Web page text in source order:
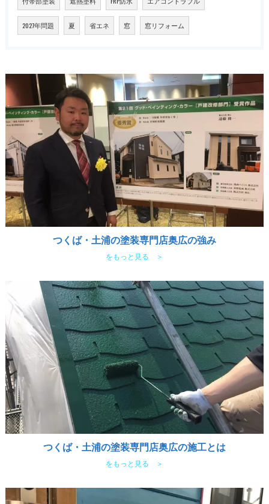
2027年問題 夏 省エネ 窓 窓リフォーム
つくば・土浦の塗装専門店奥広の強み
をもっと見る ＞
つくば・土浦の塗装専門店奥広の施工とは
をもっと見る ＞